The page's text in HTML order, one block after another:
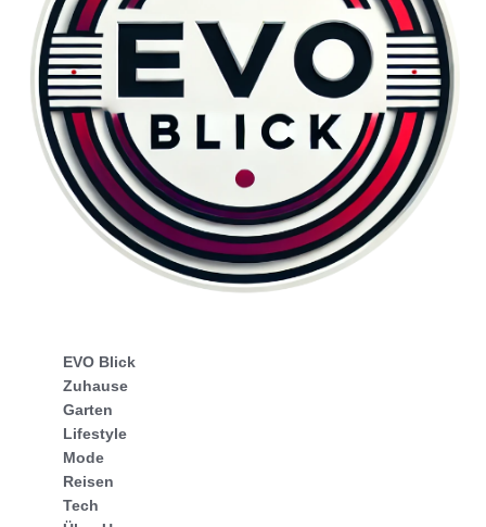
EVO Blick
Zuhause
Garten
Lifestyle
Mode
Reisen
Tech